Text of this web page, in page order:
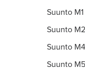
Suunto M1
Suunto M2
Suunto M4
Suunto M5